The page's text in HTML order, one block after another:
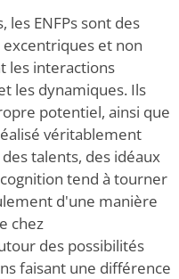
les ENFPs sont des
et non
les interactions
les dynamiques. Ils
potentiel, ainsi que
véritablement
talents, des idéaux
tend à tourner
d'une manière
chez
des possibilités
faisant une différence